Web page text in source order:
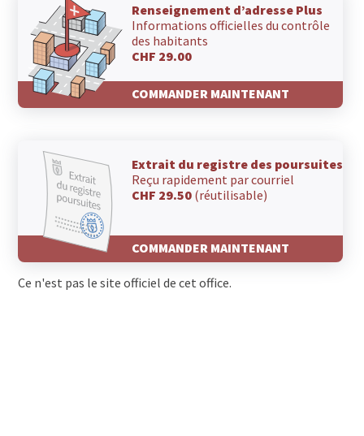
Renseignement d’adresse Plus
Informations officielles du contrôle
des habitants
CHF 29.00
COMMANDER MAINTENANT
Extrait du registre des poursuites
Reçu rapidement par courriel
CHF 29.50 (réutilisable)
COMMANDER MAINTENANT
Ce n'est pas le site officiel de cet office.